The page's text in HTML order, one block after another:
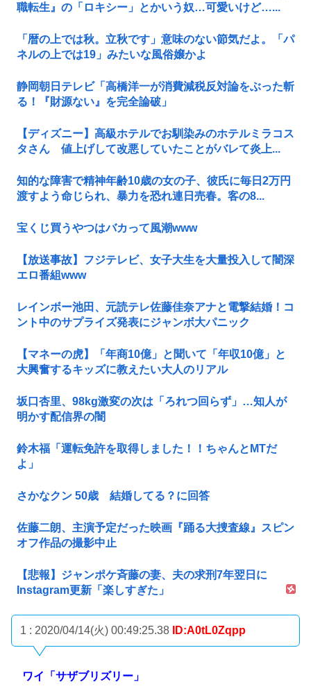
職転生』の「ロキシー」とかいう奴…可愛いけど…...
「暦の上では秋。立秋です」意味のない節気だよ。「パ
ネルの上では19」みたいな風俗嬢かよ
静岡朝日テレビ「高橋洋一が消費減税反対論をぶった斬
る！『財源ない』を完全論破」
【ディズニー】高級ホテルでお馴染みのホテルミラコス
タさん 値上げして改悪していたことがバレて炎上...
知的な障害で精神年齢10歳の女の子、彼氏に毎日2万円
渡すよう命じられ、暴力を恐れ連日売春。客の8...
宝くじ買うやつはバカって風潮www
【放送事故】フジテレビ、女子大生を大量投入して闇深
エロ番組www
レインボー池田、元読テレ佐藤佳奈アナと電撃結婚！コ
ント中のサプライズ発表にジャンボ大パニック
【マネーの虎】「年商10億」と聞いて「年収10億」と
大興奮するキッズに教えたい大人のリアル
坂口杏里、98kg激変の次は「ろれつ回らず」…知人が
明かす配信界の闇
鈴木福「運転免許を取得しました！！ちゃんとMTだ
よ」
さかなクン 50歳 結婚してる？に回答
佐藤二朗、主演予定だった映画『踊る大捜査線』スピン
オフ作品の撮影中止
【悲報】ジャンポケ斉藤の妻、夫の求刑7年翌日に
Instagram更新「楽しすぎた」
1 : 2020/04/14(火) 00:49:25.38 ID:A0tL0Zqpp
ワイ「サザブリズリー」